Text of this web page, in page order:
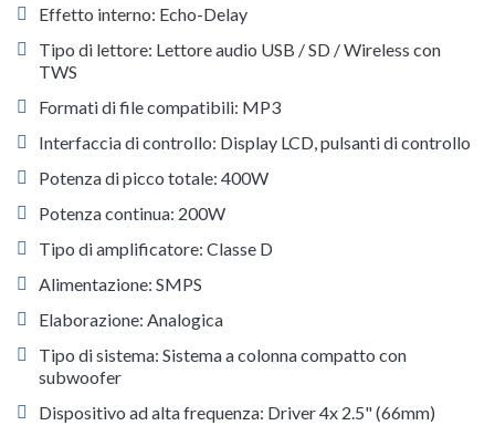
Effetto interno: Echo-Delay
Tipo di lettore: Lettore audio USB / SD / Wireless con
TWS
Formati di file compatibili: MP3
Interfaccia di controllo: Display LCD, pulsanti di controllo
Potenza di picco totale: 400W
Potenza continua: 200W
Tipo di amplificatore: Classe D
Alimentazione: SMPS
Elaborazione: Analogica
Tipo di sistema: Sistema a colonna compatto con
subwoofer
Dispositivo ad alta frequenza: Driver 4x 2.5" (66mm)